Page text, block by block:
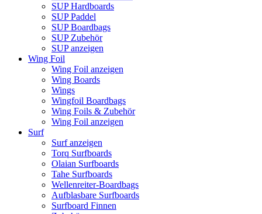
SUP Hardboards
SUP Paddel
SUP Boardbags
SUP Zubehör
SUP anzeigen
Wing Foil
Wing Foil anzeigen
Wing Boards
Wings
Wingfoil Boardbags
Wing Foils & Zubehör
Wing Foil anzeigen
Surf
Surf anzeigen
Torq Surfboards
Olaian Surfboards
Tahe Surfboards
Wellenreiter-Boardbags
Aufblasbare Surfboards
Surfboard Finnen